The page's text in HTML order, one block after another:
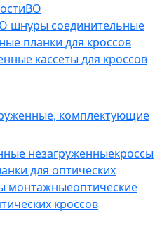
ВО
шнуры соединительные
планки для кроссов
кассеты для кроссов
комплектующие
незагруженныекроссы
для оптических
монтажныеоптические
кроссов